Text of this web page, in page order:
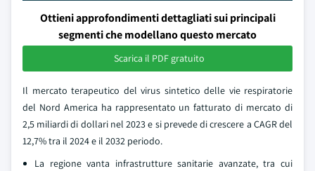
Ottieni approfondimenti dettagliati sui principali
segmenti che modellano questo mercato
Scarica il PDF gratuito
Il mercato terapeutico del virus sintetico delle vie respiratorie
del Nord America ha rappresentato un fatturato di mercato di
2,5 miliardi di dollari nel 2023 e si prevede di crescere a CAGR del
12,7% tra il 2024 e il 2032 periodo.
La regione vanta infrastrutture sanitarie avanzate, tra cui